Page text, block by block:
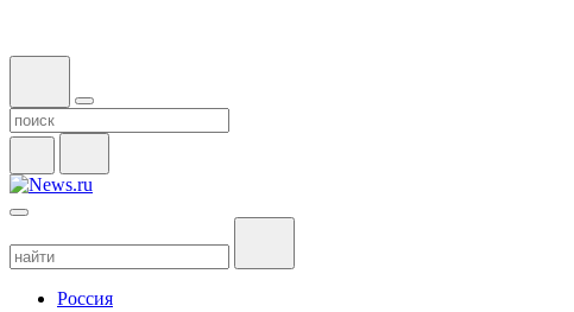
Россия